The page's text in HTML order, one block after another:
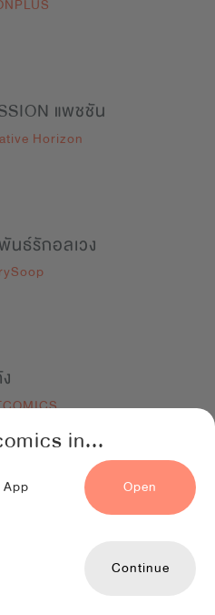
in...
Open
Continue
แพชชัน
Horizon
นธ์รักอลเวง